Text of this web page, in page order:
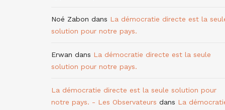
Noé Zabon dans La démocratie directe est la
solution pour notre pays.
Erwan dans La démocratie directe est la seule
solution pour notre pays.
La démocratie directe est la seule solution pour
notre pays. - Les Observateurs dans La